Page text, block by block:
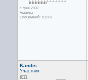
с фев 2007
Арктика
Сообщений: 10278
Kandis
Участник